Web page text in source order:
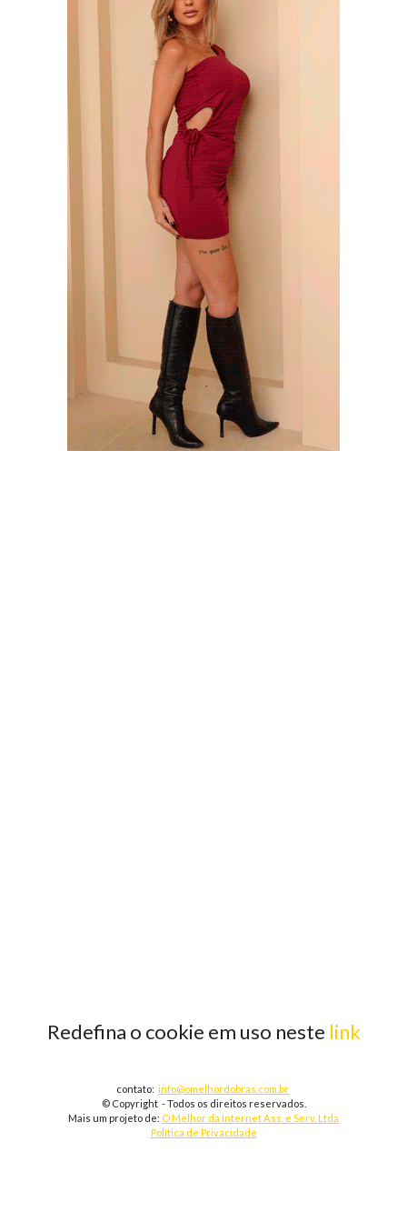
Redefina o cookie em uso neste link
contato: info@omelhordobras.com.br
© Copyright - Todos os direitos reservados.
Mais um projeto de: O Melhor da Internet Ass. e Serv. Ltda
Política de Privacidade